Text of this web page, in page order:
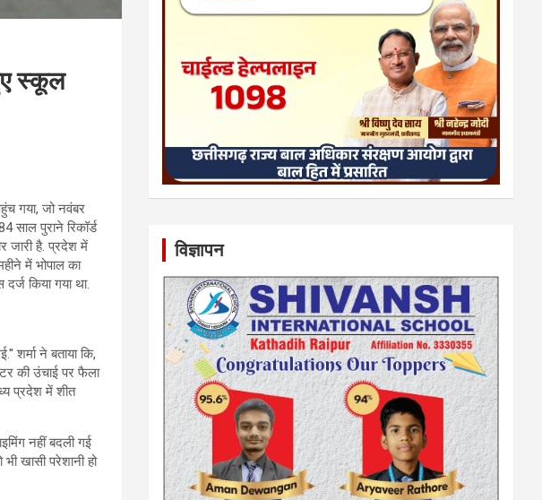
स्कूल
गया, जो नवंबर
साल पुराने रिकॉर्ड
जारी है. प्रदेश में
में भोपाल का
किया गया था.
शर्मा ने बताया कि,
की उंचाई पर फैला
प्रदेश में शीत
नहीं बदली गई
खासी परेशानी हो
विज्ञापन